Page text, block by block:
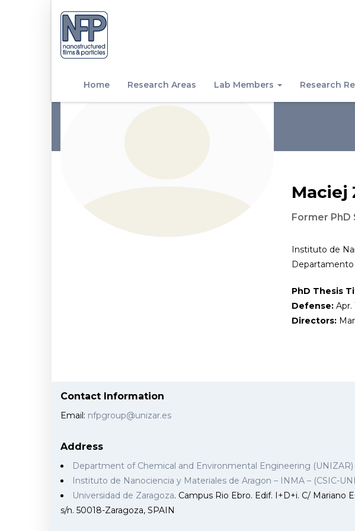
Home Research Areas Lab Members Research
Maciej
Former PhD
Instituto de
Departamento
PhD Thesis
Defense: Apr.
Directors:
Contact Information
Email: nfpgroup@unizar.es
Address
Department of Chemical and Environmental Engineering (UNIZAR)
Instituto de Nanociencia y Materiales de Aragon – INMA – (CSIC-
Universidad de Zaragoza. Campus Rio Ebro. Edif. I+D+i. C/ Mariano
s/n. 50018-Zaragoza, SPAIN